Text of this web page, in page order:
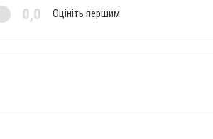
0,0 Оцініть першим